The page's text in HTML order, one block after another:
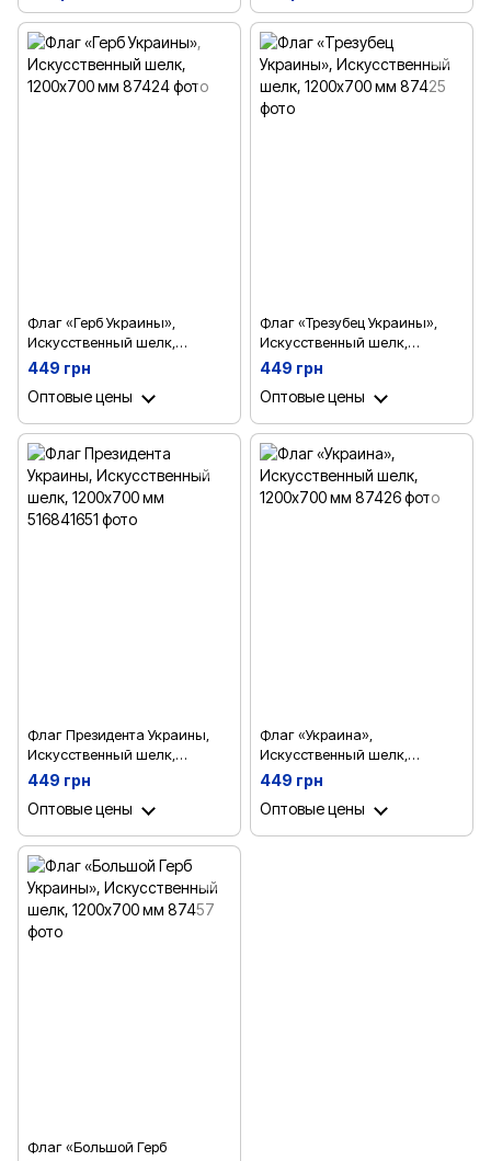
Флаг «Герб Украины»,
Искусственный шелк,
1200х700 мм
449 грн
Оптовые цены
Флаг «Трезубец Украины»,
Искусственный шелк,
1200х700 мм
449 грн
Оптовые цены
Флаг Президента Украины,
Искусственный шелк,
1200х700 мм
449 грн
Оптовые цены
Флаг «Украина»,
Искусственный шелк,
1200х700 мм
449 грн
Оптовые цены
Флаг «Большой Герб